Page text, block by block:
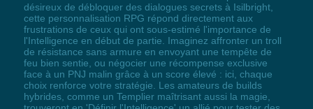
désireux de débloquer des dialogues secrets à Isilbright,
cette personnalisation RPG répond directement aux
frustrations de ceux qui ont sous-estimé l'importance de
l'Intelligence en début de partie. Imaginez affronter un troll
de résistance sans armure en envoyant une tempête de
feu bien sentie, ou négocier une récompense exclusive
face à un PNJ malin grâce à un score élevé : ici, chaque
choix renforce votre stratégie. Les amateurs de builds
hybrides, comme un Templier maîtrisant aussi la magie,